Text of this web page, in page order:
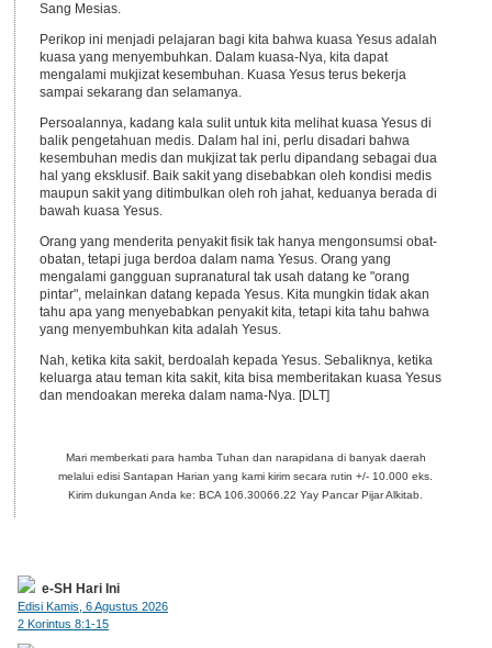
Sang Mesias.
Perikop ini menjadi pelajaran bagi kita bahwa kuasa Yesus adalah
kuasa yang menyembuhkan. Dalam kuasa-Nya, kita dapat
mengalami mukjizat kesembuhan. Kuasa Yesus terus bekerja
sampai sekarang dan selamanya.
Persoalannya, kadang kala sulit untuk kita melihat kuasa Yesus di
balik pengetahuan medis. Dalam hal ini, perlu disadari bahwa
kesembuhan medis dan mukjizat tak perlu dipandang sebagai dua
hal yang eksklusif. Baik sakit yang disebabkan oleh kondisi medis
maupun sakit yang ditimbulkan oleh roh jahat, keduanya berada di
bawah kuasa Yesus.
Orang yang menderita penyakit fisik tak hanya mengonsumsi obat-
obatan, tetapi juga berdoa dalam nama Yesus. Orang yang
mengalami gangguan supranatural tak usah datang ke "orang
pintar", melainkan datang kepada Yesus. Kita mungkin tidak akan
tahu apa yang menyebabkan penyakit kita, tetapi kita tahu bahwa
yang menyembuhkan kita adalah Yesus.
Nah, ketika kita sakit, berdoalah kepada Yesus. Sebaliknya, ketika
keluarga atau teman kita sakit, kita bisa memberitakan kuasa Yesus
dan mendoakan mereka dalam nama-Nya. [DLT]
Mari memberkati para hamba Tuhan dan narapidana di banyak daerah
melalui edisi Santapan Harian yang kami kirim secara rutin +/- 10.000 eks.
Kirim dukungan Anda ke: BCA 106.30066.22 Yay Pancar Pijar Alkitab.
e-SH Hari Ini
Edisi Kamis, 6 Agustus 2026
2 Korintus 8:1-15